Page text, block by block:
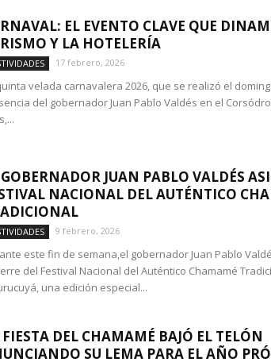
EL EVENTO CLAVE QUE
Y LA HOTELERÍA
17 febrero, 2026
velada carnavalera 2026, que se realizó el
del gobernador Juan Pablo Valdés en el
GOBERNADOR JUAN PABLO VALDÉS
NACIONAL DEL AUTÉNTICO
9 febrero, 2026
este fin de semana,el gobernador Juan Pablo
del Festival Nacional del Auténtico Chamamé
una edición especial...
FIESTA DEL CHAMAMÉ BAJÓ EL TELÓN
SU LEMA PARA EL AÑO